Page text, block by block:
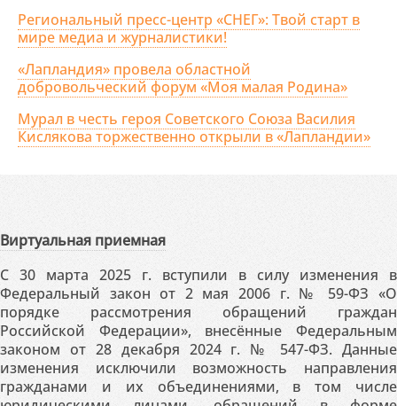
Региональный пресс-центр «СНЕГ»: Твой старт в
мире медиа и журналистики!
«Лапландия» провела областной
добровольческий форум «Моя малая Родина»
Мурал в честь героя Советского Союза Василия
Кислякова торжественно открыли в «Лапландии»
Виртуальная приемная
С 30 марта 2025 г. вступили в силу изменения в
Федеральный закон от 2 мая 2006 г. № 59-ФЗ «О
порядке рассмотрения обращений граждан
Российской Федерации», внесённые Федеральным
законом от 28 декабря 2024 г. № 547-ФЗ. Данные
изменения исключили возможность направления
гражданами и их объединениями, в том числе